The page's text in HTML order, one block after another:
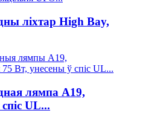
ліхтар High Bay,
лямпа A19,
UL...